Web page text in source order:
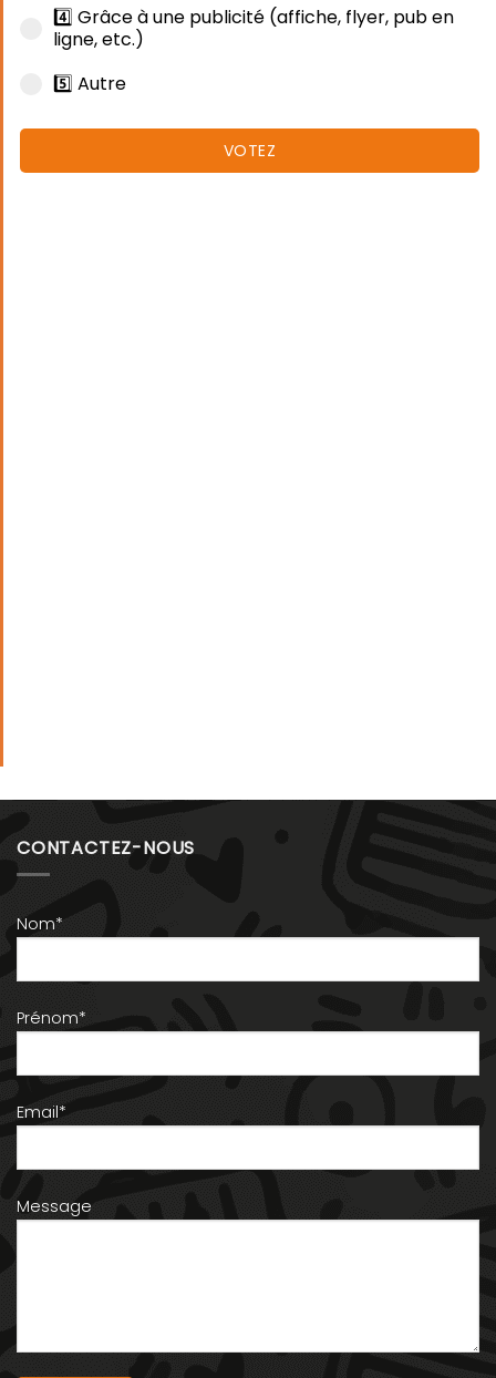
4️⃣ Grâce à une publicité (affiche, flyer, pub en
ligne, etc.)
5️⃣ Autre
VOTEZ
CONTACTEZ-NOUS
Nom*
Prénom*
Email*
Message